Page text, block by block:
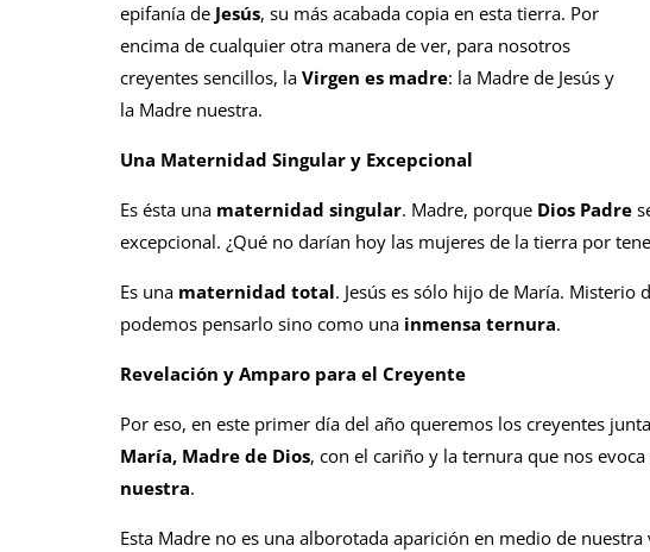
epifanía de Jesús, su más acabada copia en esta tierra. Por
encima de cualquier otra manera de ver, para nosotros
creyentes sencillos, la Virgen es madre: la Madre de Jesús y
la Madre nuestra.
Una Maternidad Singular y Excepcional
Es ésta una maternidad singular. Madre, porque Dios Padre
excepcional. ¿Qué no darían hoy las mujeres de la tierra por
Es una maternidad total. Jesús es sólo hijo de María.
podemos pensarlo sino como una inmensa ternura.
Revelación y Amparo para el Creyente
Por eso, en este primer día del año queremos los creyentes
María, Madre de Dios, con el cariño y la ternura que nos
nuestra.
Esta Madre no es una alborotada aparición en medio de